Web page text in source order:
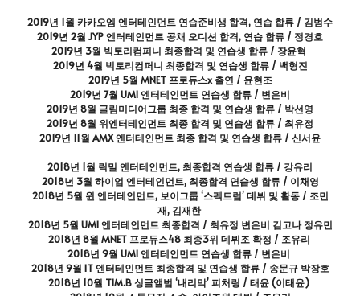
2019년 1월 카카오엠 엔터테인먼트 연습준비생 합격, 연습 합류 / 김범수
2019년 2월 JYP 엔터테인먼트 공채 오디션 합격, 연습 합류 / 정경호
2019년 3월 빅토리컴퍼니 최종합격 및 연습생 합류 / 장윤혁
2019년 4월 빅토리컴퍼니 최종합격 및 연습생 합류 / 백형진
2019년 5월 MNET 프로듀스x 출연 / 윤현조
2019년 7월 UMI 엔터테인먼트 연습생 합류 / 변은비
2019년 8월 글림미디어그룹 최종 합격 및 연습생 합류 / 박선영
2019년 8월 위엔터테인먼트 최종 합격 및 연습생 합류 / 최유정
2019년 11월 AMX 엔터테인먼트 최종 합격 및 연습생 합류 / 신서윤
2018년 1월 릭밀 엔터테인먼트, 최종합격 연습생 합류 / 강유리
2018년 3월 하이업 엔터테인먼트, 최종합격 연습생 합류 / 이채영
2018년 5월 윈 엔터테인먼트, 보이그룹 ‘스펙트럼’ 데뷔 및 활동 / 조민
재, 김재한
2018년 5월 UMI 엔터테인먼트 최종합격 / 최유정 변은비 김고나 정유민
2018년 8월 MNET 프로듀스48 최종3위 데뷔조 확정 / 조유리
2018년 9월 UMI 엔터테인먼트 연습생 합류 / 변은비
2018년 9월 IT 엔터테인먼트 최종합격 및 연습생 합류 / 송문규 박장호
2018년 10월 TIM.B 싱글앨범 ‘내리막’ 피처링 / 태윤 (이태윤)